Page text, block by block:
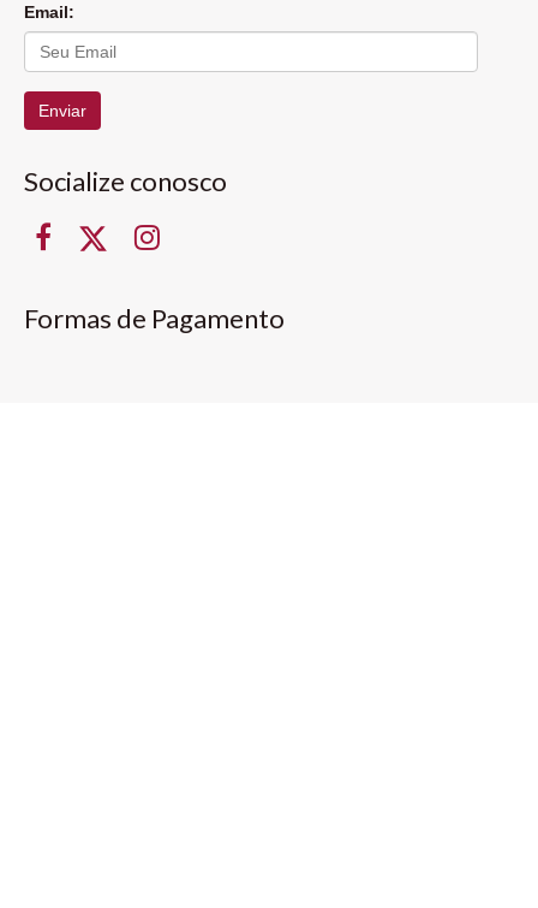
Email:
Enviar
Socialize conosco
Formas de Pagamento